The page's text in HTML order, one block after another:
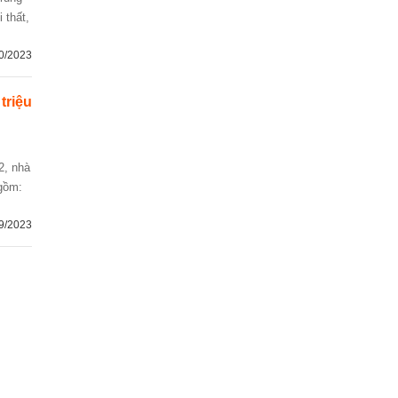
thất,
2023
triệu
2023